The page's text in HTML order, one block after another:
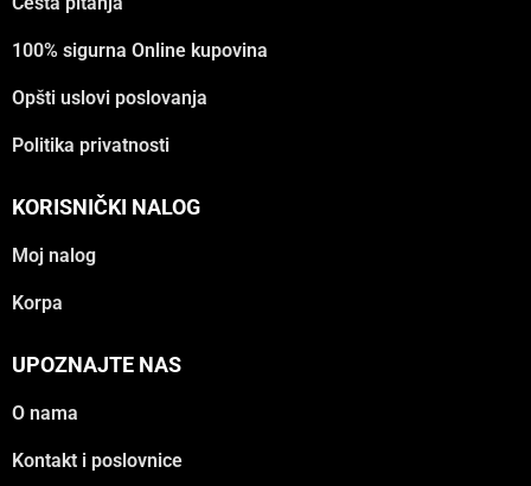
100% sigurna Online kupovina
Opšti uslovi poslovanja
Politika privatnosti
KORISNIČKI NALOG
Moj nalog
Korpa
UPOZNAJTE NAS
O nama
Kontakt i poslovnice